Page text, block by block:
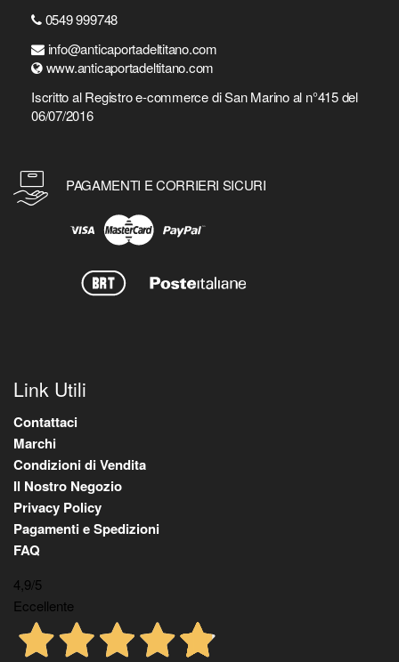
0549 999748
info@anticaportadeltitano.com
www.anticaportadeltitano.com
Iscritto al Registro e-commerce di San Marino al n°415 del
06/07/2016
PAGAMENTI E CORRIERI SICURI
Link Utili
Contattaci
Marchi
Condizioni di Vendita
Il Nostro Negozio
Privacy Policy
Pagamenti e Spedizioni
FAQ
4,9/5
Eccellente